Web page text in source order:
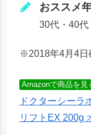
おススメ
30代・40代
※2018年4月4日
Amazonで商品を見
ドクターシーラ
リフトEX 200g